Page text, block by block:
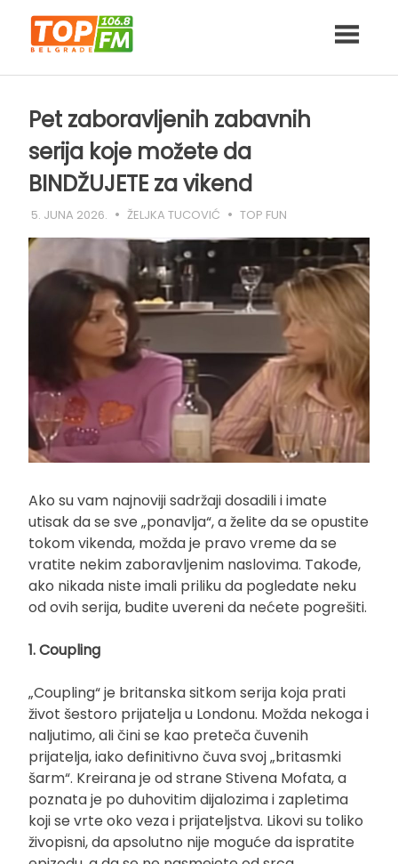
content
Pet zaboravljenih zabavnih
serija koje možete da
BINDŽUJETE za vikend
5. JUNA 2026. ŽELJKA TUCOVIĆ TOP FUN
Ako su vam najnoviji sadržaji dosadili i imate
utisak da se sve „ponavlja“, a želite da se opustite
tokom vikenda, možda je pravo vreme da se
vratite nekim zaboravljenim naslovima. Takođe,
ako nikada niste imali priliku da pogledate neku
od ovih serija, budite uvereni da nećete pogrešiti.
1. Coupling
„Coupling“ je britanska sitkom serija koja prati
život šestoro prijatelja u Londonu. Možda nekoga i
naljutimo, ali čini se kao preteča čuvenih
prijatelja, iako definitivno čuva svoj „britasmki
šarm“. Kreirana je od strane Stivena Mofata, a
poznata je po duhovitim dijalozima i zapletima
koji se vrte oko veza i prijateljstva. Likovi su toliko
živopisni, da apsolutno nije moguće da ispratite